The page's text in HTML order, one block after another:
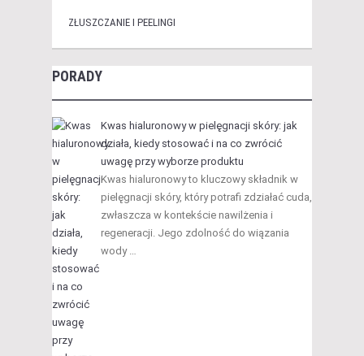
ZŁUSZCZANIE I PEELINGI
PORADY
Kwas hialuronowy w pielęgnacji skóry: jak
działa, kiedy stosować i na co zwrócić
uwagę przy wyborze produktu
Kwas hialuronowy to kluczowy składnik w
pielęgnacji skóry, który potrafi zdziałać cuda,
zwłaszcza w kontekście nawilżenia i
regeneracji. Jego zdolność do wiązania
wody …